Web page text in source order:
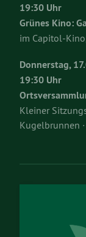
19:30 Uhr
Grünes Kino:
im Capitol-
Donnerstag,
19:30 Uhr
Kleiner
Kugelbrunnen